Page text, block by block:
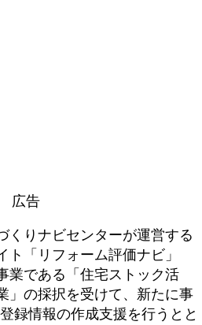
広告
くりナビセンターが運営する
ト「リフォーム評価ナビ」
業である「住宅ストック活
」の採択を受けて、新たに事
録情報の作成支援を行うとと